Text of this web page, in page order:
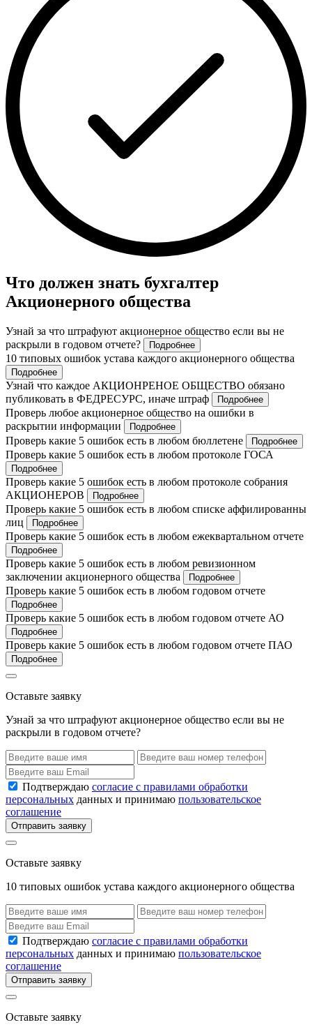
Что должен знать бухгалтер
Акционерного общества
Узнай за что штрафуют акционерное общество если вы не
раскрыли в годовом отчете?
Подробнее
10 типовых ошибок устава каждого акционерного общества
Подробнее
Узнай что каждое АКЦИОНРЕНОЕ ОБЩЕСТВО обязано
публиковать в ФЕДРЕСУРС, иначе штраф
Подробнее
Проверь любое акционерное общество на ошибки в
раскрытии информации
Подробнее
Проверь какие 5 ошибок есть в любом бюллетене Подробнее
Проверь какие 5 ошибок есть в любом протоколе ГОСА
Подробнее
Проверь какие 5 ошибок есть в любом протоколе собрания
АКЦИОНЕРОВ
Подробнее
Проверь какие 5 ошибок есть в любом списке аффилированны
лиц
Подробнее
Проверь какие 5 ошибок есть в любом ежеквартальном отчете
Подробнее
Проверь какие 5 ошибок есть в любом ревизионном
заключении акционерного общества
Подробнее
Проверь какие 5 ошибок есть в любом годовом отчете
Подробнее
Проверь какие 5 ошибок есть в любом годовом отчете АО
Подробнее
Проверь какие 5 ошибок есть в любом годовом отчете ПАО
Подробнее
Оставьте заявку
Узнай за что штрафуют акционерное общество если вы не
раскрыли в годовом отчете?
Подтверждаю согласие с правилами обработки
персональных данных и принимаю пользовательское
соглашение
Отправить заявку
Оставьте заявку
10 типовых ошибок устава каждого акционерного общества
Подтверждаю согласие с правилами обработки
персональных данных и принимаю пользовательское
соглашение
Отправить заявку
Оставьте заявку